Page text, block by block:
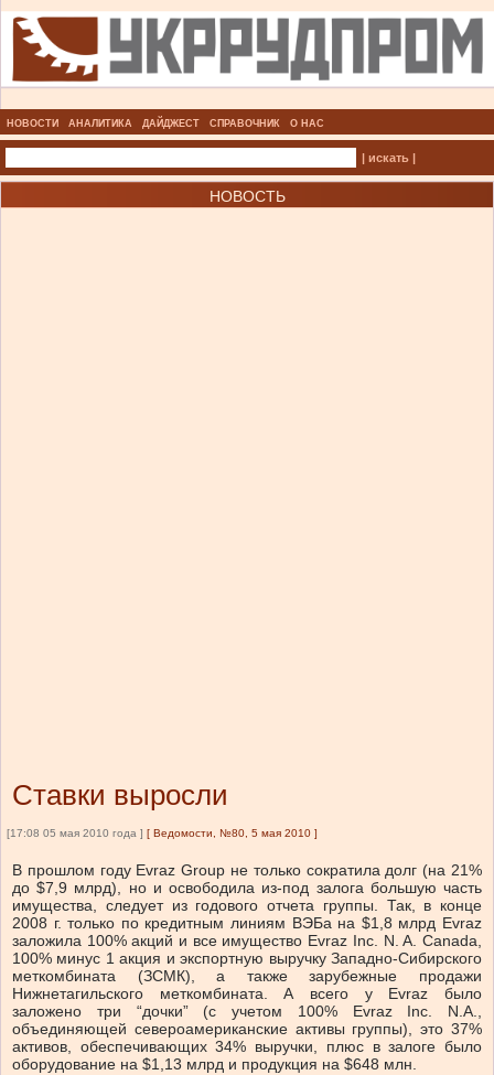
НОВОСТИ АНАЛИТИКА ДАЙДЖЕСТ СПРАВОЧНИК О НАС
| искать |
НОВОСТЬ
Ставки выросли
[17:08 05 мая 2010 года ] [ Ведомости, №80, 5 мая 2010 ]
В прошлом году Evraz Group не только сократила долг (на 21%
до $7,9 млрд), но и освободила из-под залога большую часть
имущества, следует из годового отчета группы. Так, в конце
2008 г. только по кредитным линиям ВЭБа на $1,8 млрд Evraz
заложила 100% акций и все имущество Evraz Inc. N. A. Canada,
100% минус 1 акция и экспортную выручку Западно-Сибирского
меткомбината (ЗСМК), а также зарубежные продажи
Нижнетагильского меткомбината. А всего у Evraz было
заложено три “дочки” (с учетом 100% Evraz Inc. N.A.,
объединяющей североамериканские активы группы), это 37%
активов, обеспечивающих 34% выручки, плюс в залоге было
оборудование на $1,13 млрд и продукция на $648 млн.